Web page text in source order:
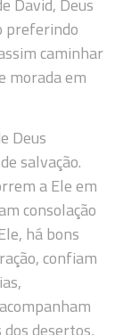
preferindo
caminhar
morada em
Deus
salvação.
a Ele em
consolação
há bons
confiam
desertos,